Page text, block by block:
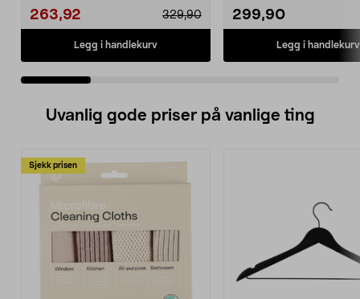
263,92 329,90
Legg i handlekurv
299,90
Legg i handlekurv
Uvanlig gode priser på vanlige ting
Sjekk prisen